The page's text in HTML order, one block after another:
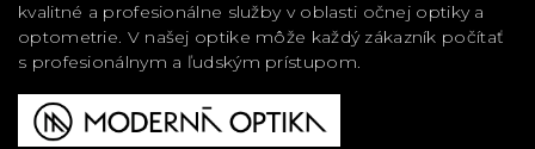
kvalitné a profesionálne služby v oblasti očnej optiky a
optometrie. V našej optike môže každý zákazník počítať
s profesionálnym a ľudským prístupom.